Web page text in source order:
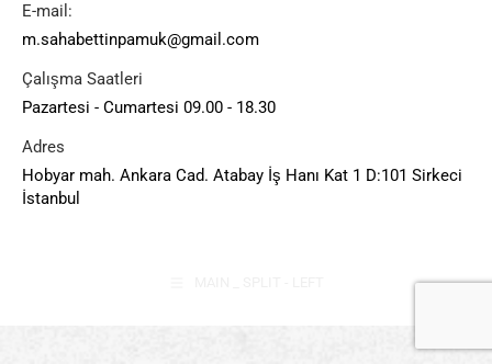
E-mail:
m.sahabettinpamuk@gmail.com
Çalışma Saatleri
Pazartesi - Cumartesi 09.00 - 18.30
Adres
Hobyar mah. Ankara Cad. Atabay İş Hanı Kat 1 D:101 Sirkeci
İstanbul